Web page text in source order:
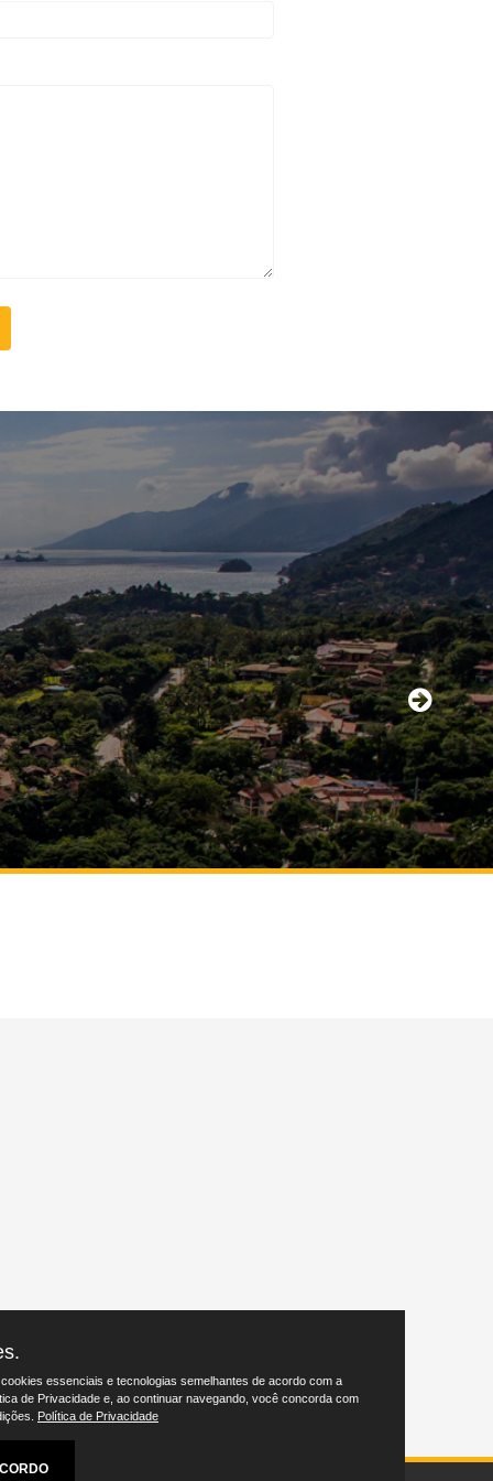
essenciais e tecnologias semelhantes de acordo com a
de Privacidade e, ao continuar navegando, você concorda com
Política de Privacidade